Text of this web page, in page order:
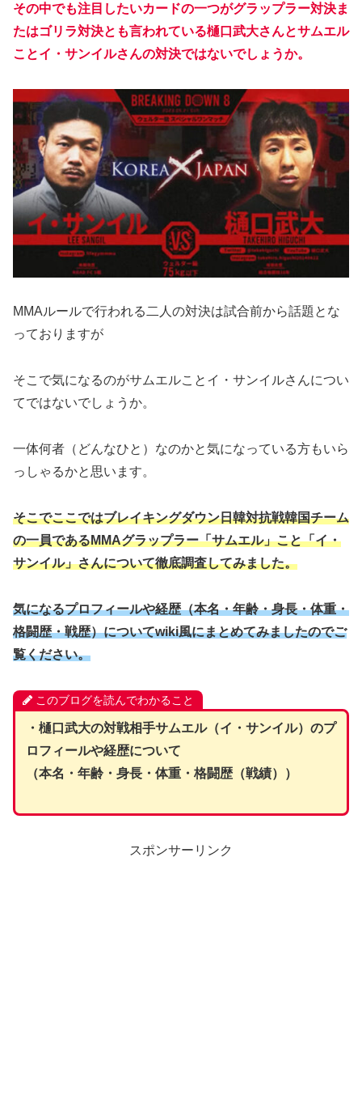
その中でも注目したいカードの一つがグラップラー対決ま
たはゴリラ対決とも言われている樋口武大さんとサムエル
ことイ・サンイルさんの対決ではないでしょうか。
MMAルールで行われる二人の対決は試合前から話題とな
っておりますが
そこで気になるのがサムエルことイ・サンイルさんについ
てではないでしょうか。
一体何者（どんなひと）なのかと気になっている方もいら
っしゃるかと思います。
そこでここではブレイキングダウン日韓対抗戦韓国チーム
の一員であるMMAグラップラー「サムエル」こと「イ・
サンイル」さんについて徹底調査してみました。
気になるプロフィールや経歴（本名・年齢・身長・体重・
格闘歴・戦歴）についてwiki風にまとめてみましたのでご
覧ください。
このブログを読んでわかること
・樋口武大の対戦相手サムエル（イ・サンイル）のプ
ロフィールや経歴について
（本名・年齢・身長・体重・格闘歴（戦績））
スポンサーリンク